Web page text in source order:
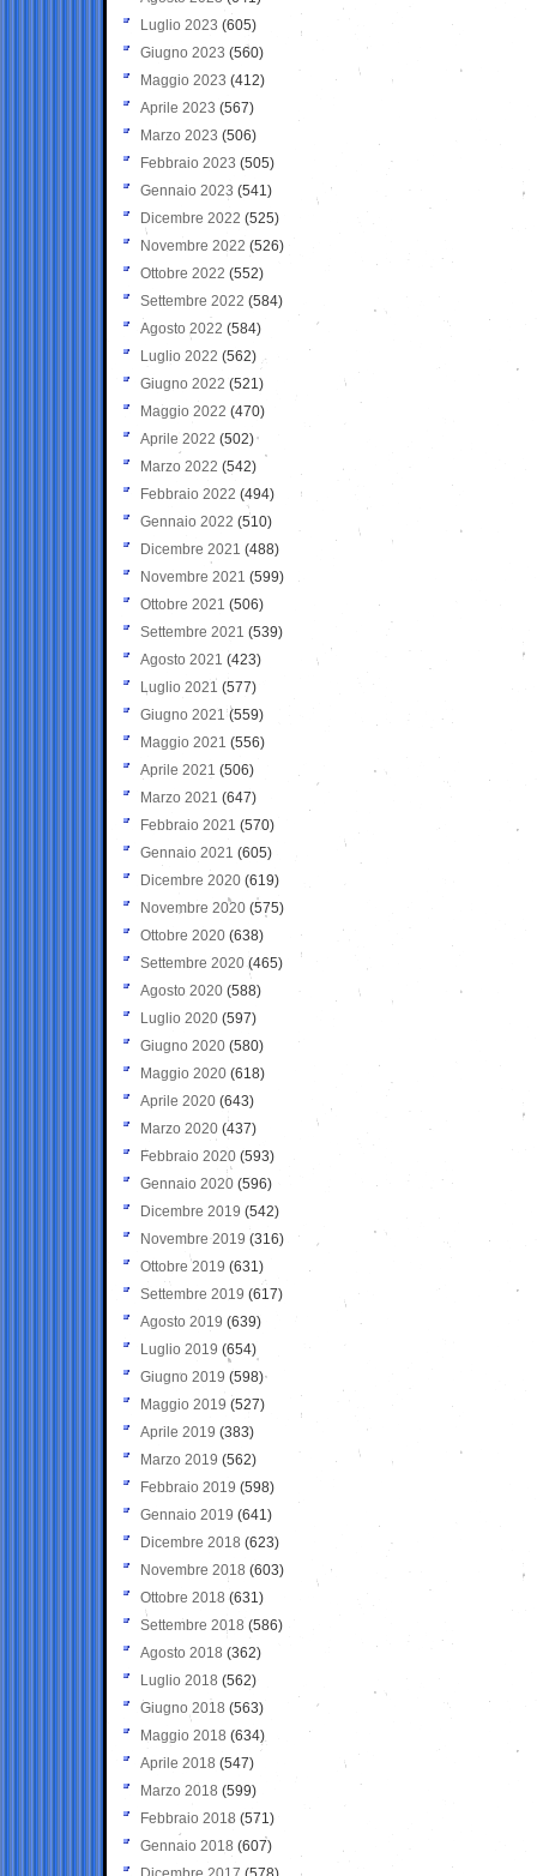
Luglio 2023 (605)
Giugno 2023 (560)
Maggio 2023 (412)
Aprile 2023 (567)
Marzo 2023 (506)
Febbraio 2023 (505)
Gennaio 2023 (541)
Dicembre 2022 (525)
Novembre 2022 (526)
Ottobre 2022 (552)
Settembre 2022 (584)
Agosto 2022 (584)
Luglio 2022 (562)
Giugno 2022 (521)
Maggio 2022 (470)
Aprile 2022 (502)
Marzo 2022 (542)
Febbraio 2022 (494)
Gennaio 2022 (510)
Dicembre 2021 (488)
Novembre 2021 (599)
Ottobre 2021 (506)
Settembre 2021 (539)
Agosto 2021 (423)
Luglio 2021 (577)
Giugno 2021(559)
Maggio 2021 (556)
Aprile 2021 (506)
Marzo 2021 (647)
Febbraio 2021 (570)
Gennaio 2021 (605)
Dicembre 2020 (619)
Novembre 2020 (575)
Ottobre 2020 (638)
Settembre 2020(465)
Agosto 2020 (588)
Luglio 2020 (597)
Giugno 2020 (580)
Maggio 2020 (618)
Aprile 2020 (643)
Marzo 2020 (437)
Febbraio 2020 (593)
Gennaio 2020 (596)
Dicembre 2019 (542)
Novembre 2019 (316)
Ottobre 2019 (631)
Settembre 2019 (617)
Agosto 2019 (639)
Luglio 2019 (654)
Giugno 2019 (598)
Maggio 2019 (527)
Aprile 2019 (383)
Marzo 2019 (562)
Febbraio 2019 (598)
Gennaio 2019 (641)
Dicembre 2018 (623)
Novembre 2018 (603)
Ottobre 2018 (631)
Settembre 2018 (586)
Agosto 2018 (362)
Luglio 2018 (562)
Giugno 2018 (563)
Maggio 2018 (634)
Aprile 2018 (547)
Marzo 2018 (599)
Febbraio 2018 (571)
Gennaio 2018 (607)